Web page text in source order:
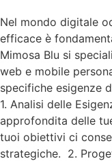
Nel mondo digitale
efficace è
Mimosa Blu si
web e mobile
specifiche esigenze
1. Analisi delle
approfondita delle
tuoi obiettivi ci
strategiche. 2.